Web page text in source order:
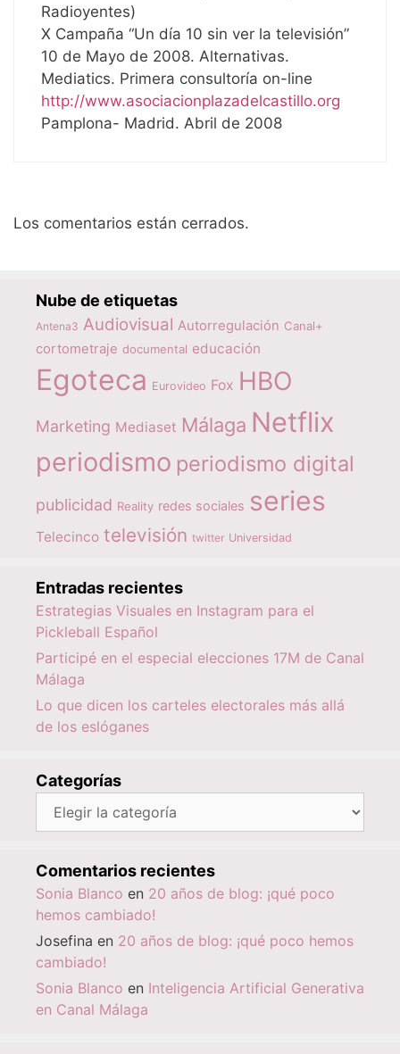
Radioyentes)
X Campaña “Un día 10 sin ver la televisión”
10 de Mayo de 2008. Alternativas.
Mediatics. Primera consultoría on-line
http://www.asociacionplazadelcastillo.org
Pamplona- Madrid. Abril de 2008
Los comentarios están cerrados.
Nube de etiquetas
Antena3 Audiovisual Autorregulación Canal+
cortometraje documental educación
Egoteca Eurovideo Fox HBO
Marketing Mediaset Málaga Netflix
periodismo periodismo digital
publicidad Reality redes sociales series
Telecinco televisión twitter Universidad
Entradas recientes
Estrategias Visuales en Instagram para el
Pickleball Español
Participé en el especial elecciones 17M de Canal
Málaga
Lo que dicen los carteles electorales más allá
de los eslóganes
Categorías
Categorías
Comentarios recientes
Sonia Blanco en 20 años de blog: ¡qué poco
hemos cambiado!
Josefina en 20 años de blog: ¡qué poco hemos
cambiado!
Sonia Blanco en Inteligencia Artificial Generativa
en Canal Málaga